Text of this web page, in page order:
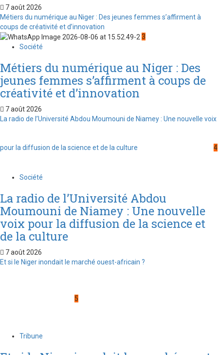
7 août 2026
Métiers du numérique au Niger : Des jeunes femmes s’affirment à
coups de créativité et d’innovation
3
Société
Métiers du numérique au Niger : Des
jeunes femmes s’affirment à coups de
créativité et d’innovation
7 août 2026
La radio de l’Université Abdou Moumouni de Niamey : Une nouvelle voix
pour la diffusion de la science et de la culture 4
Société
La radio de l’Université Abdou
Moumouni de Niamey : Une nouvelle
voix pour la diffusion de la science et
de la culture
7 août 2026
Et si le Niger inondait le marché ouest-africain ?
5
Tribune